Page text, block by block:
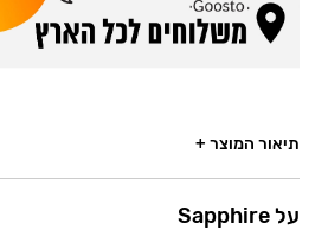
תיאור המוצר +
על Sapphire